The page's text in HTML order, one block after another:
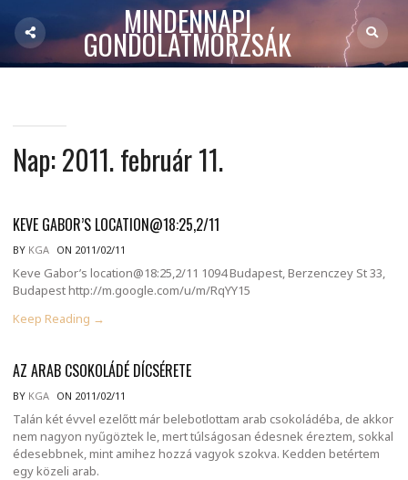
MINDENNAPI
GONDOLATMORZSÁK
Nap:2011. február 11.
KEVE GABOR’S LOCATION@18:25,2/11
BY KGA ON 2011/02/11
Keve Gabor’s location@18:25,2/11 1094 Budapest, Berzenczey St 33,
Budapest http://m.google.com/u/m/RqYY15
Keep Reading →
AZ ARAB CSOKOLÁDÉ DÍCSÉRETE
BY KGA ON 2011/02/11
Talán két évvel ezelőtt már belebotlottam arab csokoládéba, de akkor
nem nagyon nyűgöztek le, mert túlságosan édesnek éreztem, sokkal
édesebbnek, mint amihez hozzá vagyok szokva. Kedden betértem
egy közeli arab.